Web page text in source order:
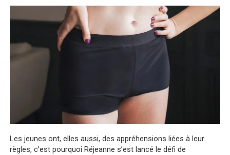
Les jeunes ont, elles aussi, des appréhensions liées à leur
règles, c’est pourquoi Réjeanne s’est lancé le défi de